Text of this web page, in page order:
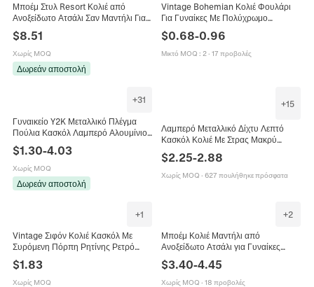
Μποέμ Στυλ Resort Κολιέ από
Ανοξείδωτο Ατσάλι Σαν Μαντήλι Για
Γυναίκες Με Μενταγιόν Καρδιά
Πεταλούδα Κοχύλι Κοσμήματα από
Τυπωτό Ύφασμα
$8.51
Χωρίς MOQ
Δωρεάν αποστολή
Vintage Bohemian Κολιέ Φουλάρι
Για Γυναίκες Με Πολύχρωμο
Μεταξωτό Πολυεστερικό Ύφασμα Και
Μεταλλικά Μενταγιόν Σταυρός Ήλιος
Κοχύλι
$0.68-0.96
Μικτό MOQ : 2· 17 προβολές
+31
Γυναικείο Y2K Μεταλλικό Πλέγμα
Πούλια Κασκόλ Λαμπερό Αλουμίνιο
Κολιέ Για Πάρτι Μουσικό Φεστιβάλ
Αξεσουάρ
$1.30-4.03
Χωρίς MOQ
Δωρεάν αποστολή
+15
Λαμπερό Μεταλλικό Δίχτυ Λεπτό
Κασκόλ Κολιέ Με Στρας Μακρύ
Περιτύλιγμα Λαιμού Αξεσουάρ Πάρτι
Κλαμπ Για Γυναίκες Κομψό Σέξι
$2.25-2.88
Χωρίς MOQ · 627 πουλήθηκε πρόσφατα
+1
Vintage Σιφόν Κολιέ Κασκόλ Με
Συρόμενη Πόρπη Ρητίνης Ρετρό
Γεωμετρικό Φλοράλ Λεοπάρ
Γραβάτα Για Γυναίκες
$1.83
Χωρίς MOQ
+2
Μποέμ Κολιέ Μαντήλι από
Ανοξείδωτο Ατσάλι για Γυναίκες
Βίντατζ Πλεχτό Σχέδιο Πολύχρωμες
Χάντρες Μενταγιόν Ήλιος Καρδιά
Έθνικ Κόσμημα
$3.40-4.45
Χωρίς MOQ · 18 προβολές